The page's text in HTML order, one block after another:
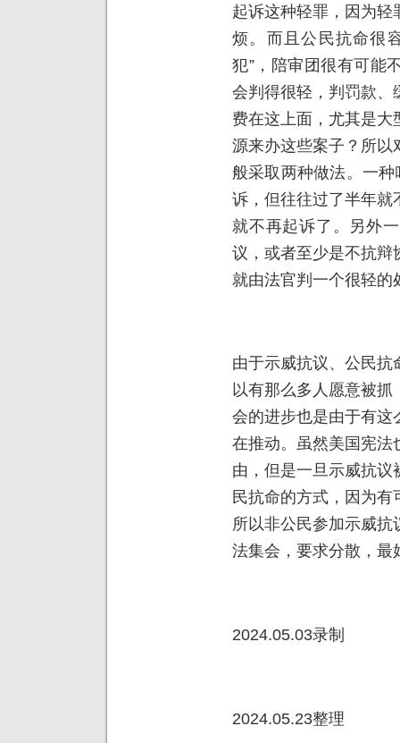
起诉这种轻罪，因为
烦。而且公民抗命很
犯”，陪审团很有可能
会判得很轻，判罚款、
费在这上面，尤其是
源来办这些案子？所以
般采取两种做法。一种
诉，但往往过了半年就
就不再起诉了。另外
议，或者至少是不抗辩
就由法官判一个很轻
由于示威抗议、公民
以有那么多人愿意被
会的进步也是由于有这
在推动。虽然美国宪法
由，但是一旦示威抗
民抗命的方式，因为
所以非公民参加示威
法集会，要求分散，最
2024.05.03录制
2024.05.23整理